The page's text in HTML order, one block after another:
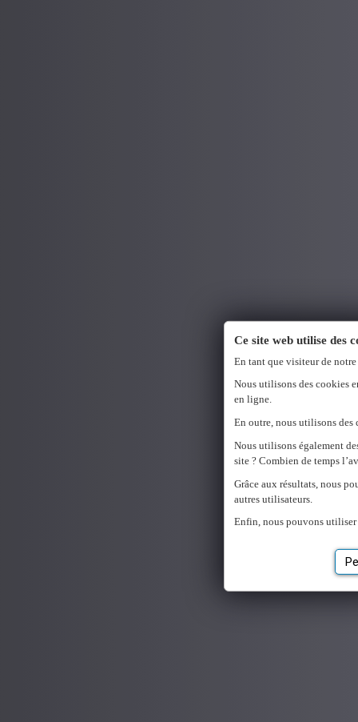
Ce site web utilise des
En tant que visiteur de
Nous utilisons des cookies
en ligne.
En outre, nous utilisons des
Nous utilisons également
site ? Combien de temps
Grâce aux résultats, nous
autres utilisateurs.
Enfin, nous pouvons